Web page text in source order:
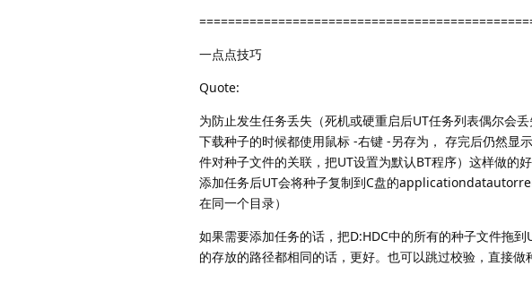
一点点技巧
Quote:
为防止发生任务丢失（死机或硬重启后UT任务列表偶尔会
下载种子的时候都使用鼠标 -右键 -另存为， 存完后仍然显
件对种子文件的关联，把UT设置为默认BT程序）这样做的
添加任务后UT会将种子复制到C盘的
在同一个目录）
如果需要添加任务的话，把D:HDC中的所有的种子文件拖
的存放的路径都相同的话，更好。也可以跳过校验，直接做